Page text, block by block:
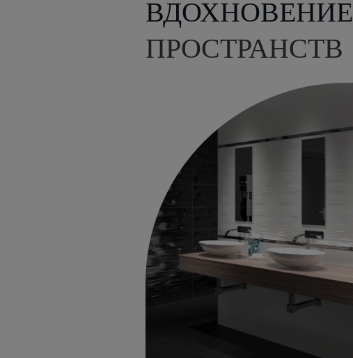
ВДОХНОВЕНИЕ
ПРОСТРАНСТВ